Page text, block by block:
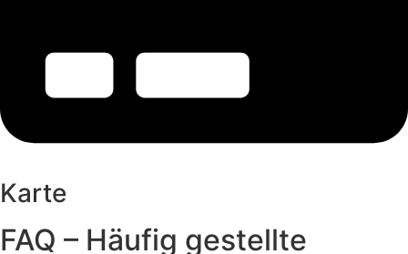
Karte
FAQ – Häufig gestellte